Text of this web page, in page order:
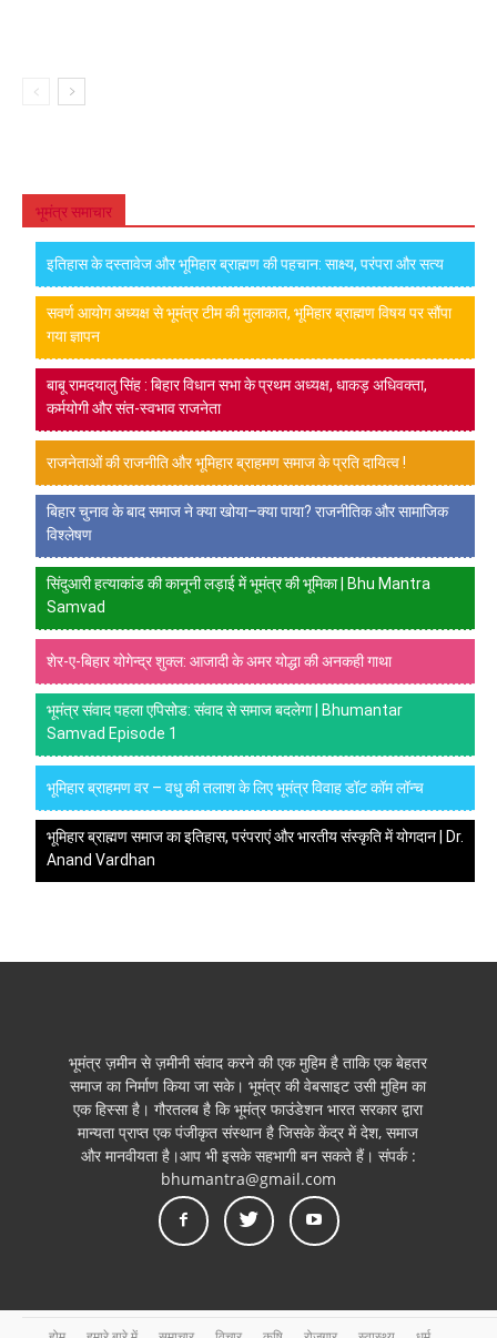
भूमंत्र समाचार
इतिहास के दस्तावेज और भूमिहार ब्राह्मण की पहचान: साक्ष्य, परंपरा और सत्य
सवर्ण आयोग अध्यक्ष से भूमंत्र टीम की मुलाकात, भूमिहार ब्राह्मण विषय पर सौंपा
गया ज्ञापन
बाबू रामदयालु सिंह : बिहार विधान सभा के प्रथम अध्यक्ष, धाकड़ अधिवक्ता,
कर्मयोगी और संत-स्वभाव राजनेता
राजनेताओं की राजनीति और भूमिहार ब्राहमण समाज के प्रति दायित्व !
बिहार चुनाव के बाद समाज ने क्या खोया–क्या पाया? राजनीतिक और सामाजिक
विश्लेषण
सिंदुआरी हत्याकांड की कानूनी लड़ाई में भूमंत्र की भूमिका | Bhu Mantra
Samvad
शेर-ए-बिहार योगेन्द्र शुक्ल: आजादी के अमर योद्धा की अनकही गाथा
भूमंत्र संवाद पहला एपिसोड: संवाद से समाज बदलेगा | Bhumantar
Samvad Episode 1
भूमिहार ब्राहमण वर – वधु की तलाश के लिए भूमंत्र विवाह डॉट कॉम लॉन्च
भूमिहार ब्राह्मण समाज का इतिहास, परंपराएं और भारतीय संस्कृति में योगदान | Dr.
Anand Vardhan
भूमंत्र ज़मीन से ज़मीनी संवाद करने की एक मुहिम है ताकि एक बेहतर
समाज का निर्माण किया जा सके। भूमंत्र की वेबसाइट उसी मुहिम का
एक हिस्सा है। गौरतलब है कि भूमंत्र फाउंडेशन भारत सरकार द्वारा
मान्यता प्राप्त एक पंजीकृत संस्थान है जिसके केंद्र में देश, समाज
और मानवीयता है।आप भी इसके सहभागी बन सकते हैं। संपर्क :
bhumantra@gmail.com